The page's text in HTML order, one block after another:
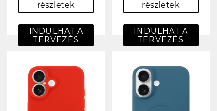
részletek
INDULHAT A
TERVEZÉS
részletek
INDULHAT A
TERVEZÉS